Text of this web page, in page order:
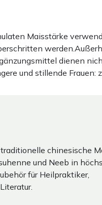
Maisstärke
dienen
und stillende
chinesische
und Neeb in
für Heilpraktiker,